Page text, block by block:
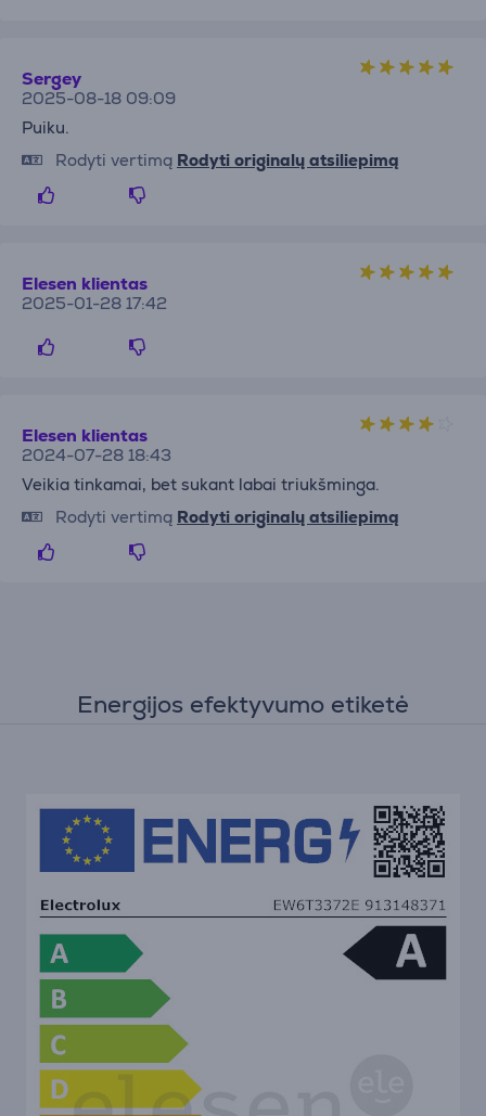
Sergey
2025-08-18 09:09
Puiku.
Rodyti vertimą Rodyti originalų atsiliepimą
Elesen klientas
2025-01-28 17:42
Elesen klientas
2024-07-28 18:43
Veikia tinkamai, bet sukant labai triukšminga.
Rodyti vertimą Rodyti originalų atsiliepimą
Energijos efektyvumo etiketė